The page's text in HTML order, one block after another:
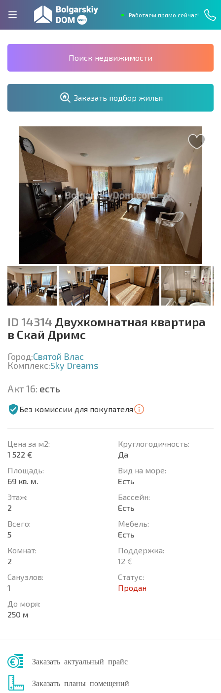
Работаем прямо сейчас!
Поиск недвижимости
Заказать подбор жилья
ID 14314 Двухкомнатная квартира
в Скай Дримс
Город:Святой Влас
Комплекс:Sky Dreams
Акт 16: есть
Без комиссии для покупателя
Цена за м2:
1 522 €
Площадь:
69 кв. м.
Этаж:
2
Всего:
5
Комнат:
2
Санузлов:
1
До моря:
250 м
Круглогодичность:
Да
Вид на море:
Есть
Басcейн:
Есть
Мебель:
Есть
Поддержка:
12 €
Статус:
Продан
Заказать актуальный прайс
Заказать планы помещений